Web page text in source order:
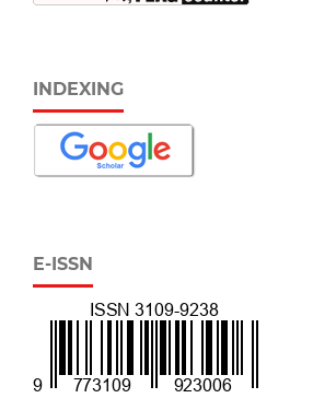
INDEXING
E-ISSN